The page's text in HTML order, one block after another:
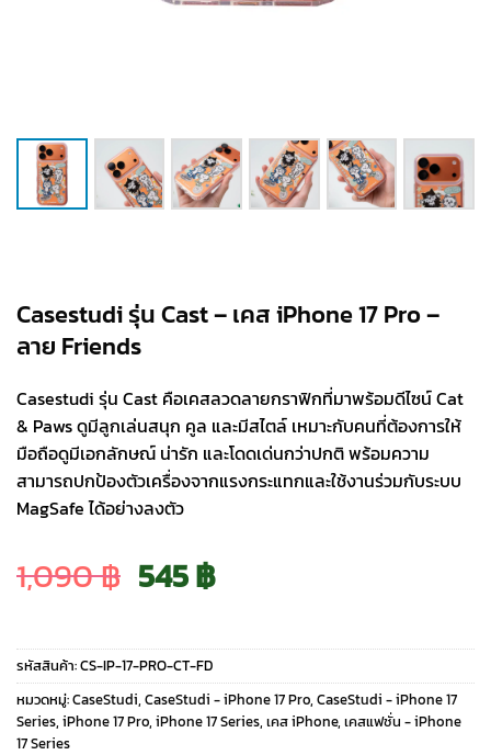
Casestudi รุ่น Cast – เคส iPhone 17 Pro –
ลาย Friends
Casestudi รุ่น Cast คือเคสลวดลายกราฟิกที่มาพร้อมดีไซน์ Cat
& Paws ดูมีลูกเล่นสนุก คูล และมีสไตล์ เหมาะกับคนที่ต้องการให้
มือถือดูมีเอกลักษณ์ น่ารัก และโดดเด่นกว่าปกติ พร้อมความ
สามารถปกป้องตัวเครื่องจากแรงกระแทกและใช้งานร่วมกับระบบ
MagSafe ได้อย่างลงตัว
1,090฿ Original
price
was:
545฿Current
price
is:
รหัสสินค้า:CS-IP-17-PRO-CT-FD
หมวดหมู่:CaseStudi, CaseStudi - iPhone 17 Pro, CaseStudi - iPhone 17
Series, iPhone 17 Pro, iPhone 17 Series, เคส iPhone, เคสแฟชั่น - iPhone
17 Series